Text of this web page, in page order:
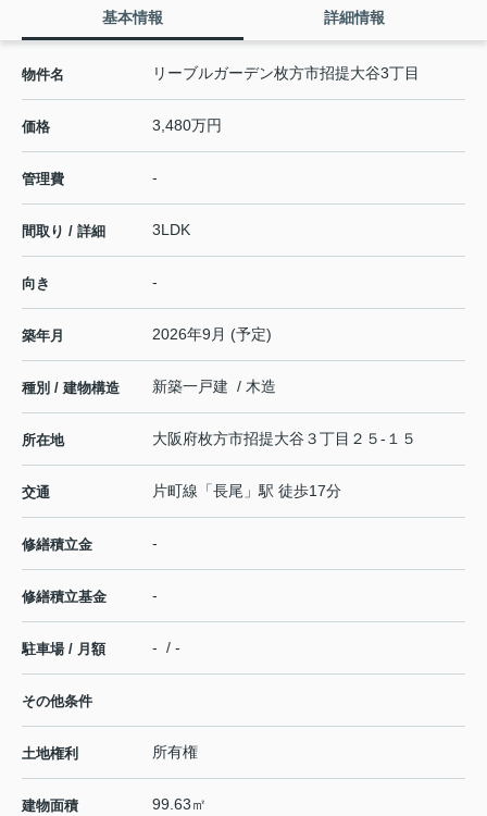
基本情報 詳細情報
物件名 リーブルガーデン枚方市招提大谷3丁目
価格 3,480万円
管理費 -
間取り / 詳細 3LDK
向き -
築年月 2026年9月 (予定)
種別 / 建物構造 新築一戸建 / 木造
所在地 大阪府枚方市招提大谷 ３丁目２５-１５
交通 片町線 「長尾 」駅 徒歩17分
修繕積立金 -
修繕積立基金 -
駐車場 / 月額 - / -
その他条件
土地権利 所有権
建物面積 99.63㎡